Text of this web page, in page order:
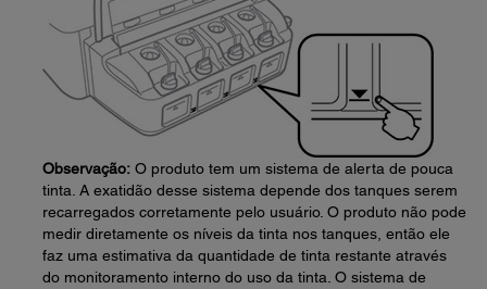
Observação: O produto tem um sistema de alerta de pouca
tinta. A exatidão desse sistema depende dos tanques serem
recarregados corretamente pelo usuário. O produto não pode
medir diretamente os níveis da tinta nos tanques, então ele
faz uma estimativa da quantidade de tinta restante através
do monitoramento interno do uso da tinta. O sistema de